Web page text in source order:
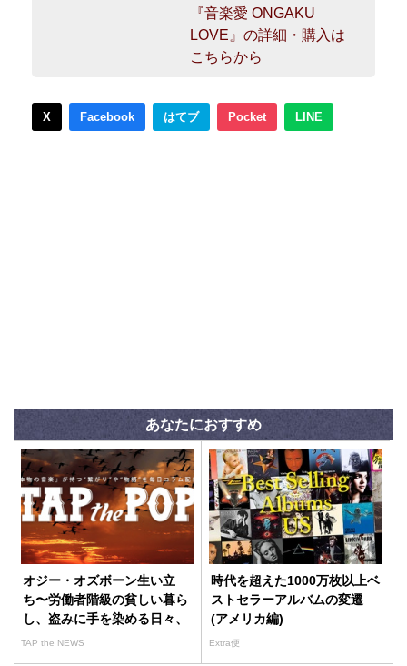
『音楽愛 ONGAKU
LOVE』の詳細・購入は
こちらから
X Facebook はてブ Pocket LINE
あなたにおすすめ
オジー・オズボーン生い立
ち〜労働者階級の貧しい暮ら
し、盗みに手を染める日々、
人生を変えたビートルズ
TAP the NEWS
時代を超えた1000万枚以上ベ
ストセラーアルバムの変遷
(アメリカ編)
Extra便